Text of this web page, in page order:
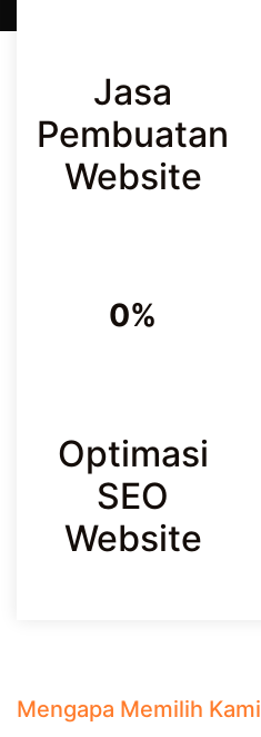
Jasa
Pembuatan
Website
0%
Optimasi
SEO
Website
Mengapa Memilih Kami